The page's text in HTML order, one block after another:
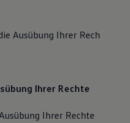
Ausübung Ihrer Rech
Ihrer Rechte
Ihrer Rechte